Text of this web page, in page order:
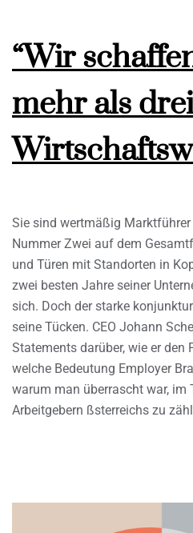
“Wir
mehr als
Sie sind wertmäßig
Nummer Zwei auf dem
und Türen mit Standorten in
zwei besten Jahre seiner
sich. Doch der starke
seine Tücken. CEO Johann
Statements darüber, wie er den
welche Bedeutung Employer
warum man überrascht war, im
Arbeitgebern ßsterreichs zu